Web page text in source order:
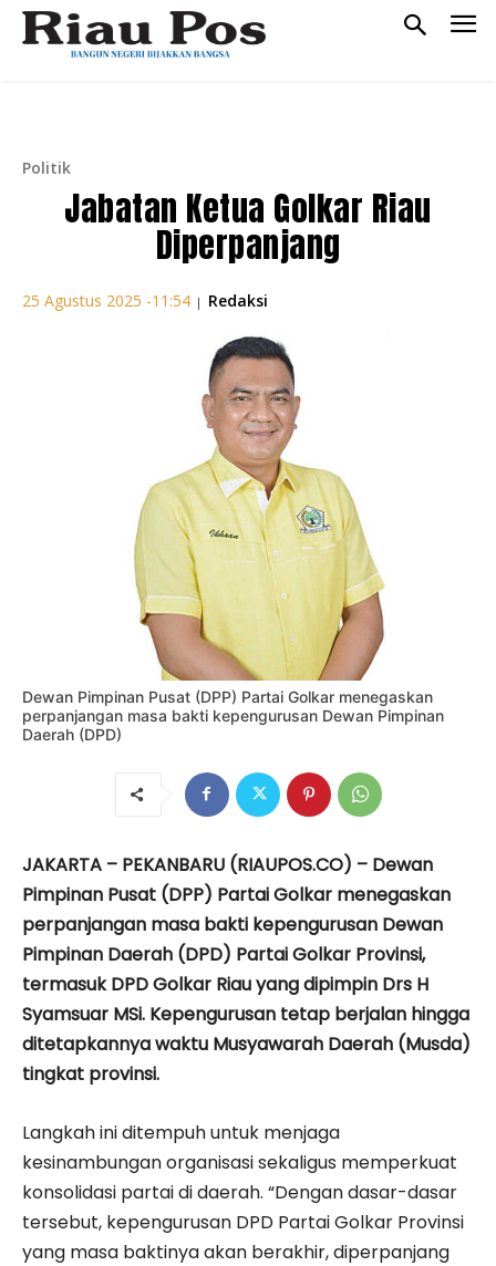
Politik
Jabatan Ketua Golkar Riau
Diperpanjang
25 Agustus 2025 -11:54 | Redaksi
Dewan Pimpinan Pusat (DPP) Partai Golkar menegaskan
perpanjangan masa bakti kepengurusan Dewan Pimpinan
Daerah (DPD)
JAKARTA – PEKANBARU (RIAUPOS.CO) – Dewan
Pimpinan Pusat (DPP) Partai Golkar menegaskan
perpanjangan masa bakti kepengurusan Dewan
Pimpinan Daerah (DPD) Partai Golkar Provinsi,
termasuk DPD Golkar Riau yang dipimpin Drs H
Syamsuar MSi. Kepengurusan tetap berjalan hingga
ditetapkannya waktu Musyawarah Daerah (Musda)
tingkat provinsi.
Langkah ini ditempuh untuk menjaga
kesinambungan organisasi sekaligus memperkuat
konsolidasi partai di daerah. “Dengan dasar-dasar
tersebut, kepengurusan DPD Partai Golkar Provinsi
yang masa baktinya akan berakhir, diperpanjang